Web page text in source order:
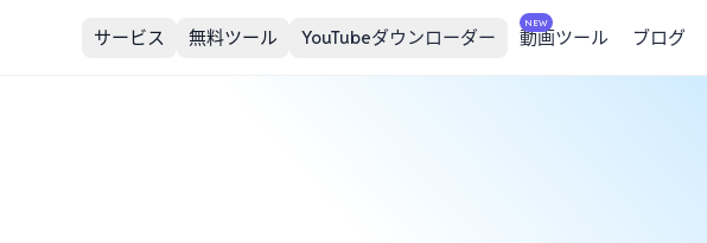
サービス 無料ツール YouTubeダウンローダー
NEW
動画ツール ブログ